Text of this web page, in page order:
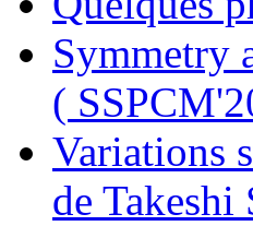
Symmetry
(
Variations
de